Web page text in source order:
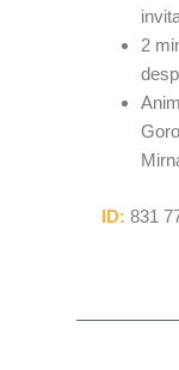
2
ID: 831